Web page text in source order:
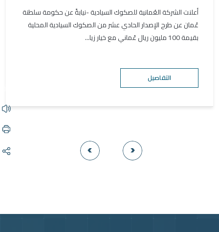
أعلنت الشركة العُمانية للصكوك السيادية -نيابةً عن حكومة سلطنة
عُمان عن طرح الإصدار الحادي عشر من الصكوك السيادية المحلية
بقيمة 100 مليون ريال عُماني مع خيار زيا...
التفاصيل
Video